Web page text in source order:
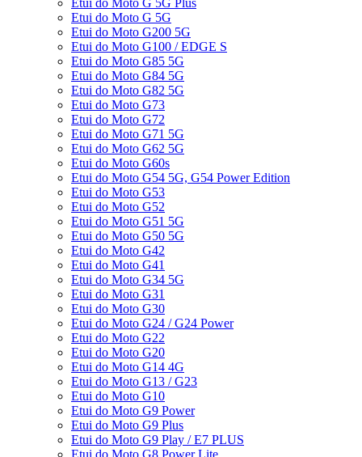
Etui do Moto G 5G Plus
Etui do Moto G 5G
Etui do Moto G200 5G
Etui do Moto G100 / EDGE S
Etui do Moto G85 5G
Etui do Moto G84 5G
Etui do Moto G82 5G
Etui do Moto G73
Etui do Moto G72
Etui do Moto G71 5G
Etui do Moto G62 5G
Etui do Moto G60s
Etui do Moto G54 5G, G54 Power Edition
Etui do Moto G53
Etui do Moto G52
Etui do Moto G51 5G
Etui do Moto G50 5G
Etui do Moto G42
Etui do Moto G41
Etui do Moto G34 5G
Etui do Moto G31
Etui do Moto G30
Etui do Moto G24 / G24 Power
Etui do Moto G22
Etui do Moto G20
Etui do Moto G14 4G
Etui do Moto G13 / G23
Etui do Moto G10
Etui do Moto G9 Power
Etui do Moto G9 Plus
Etui do Moto G9 Play / E7 PLUS
Etui do Moto G8 Power Lite